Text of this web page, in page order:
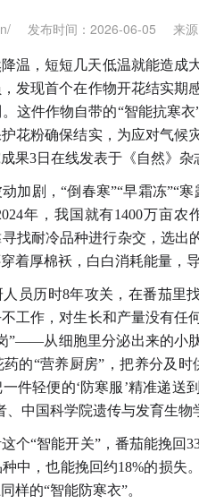
发布时间：2026-06-05 来
温，短短几天低温就能造成
发现首个在作物开花结实期
这件作物自带的“智能抗寒
花粉确保结实，为应对气候
果3日在线发表于《自然》杂
加剧，“倒春寒”“早霜冻”“
年，我国就有1400万亩农
找耐冷品种进行杂交，选出
着厚棉袄，白白消耗能量，
人员历时8年攻关，在番茄里
工作，对生长和产量没有任
”——从细胞里分泌出来的小
的“营养厨房”，把养分及
件轻便的‘防寒服’精准递送
、中国科学院遗传与发育生
个“智能开关”，番茄能挽回
中，也能挽回约18%的损失
样的“智能防寒衣”。